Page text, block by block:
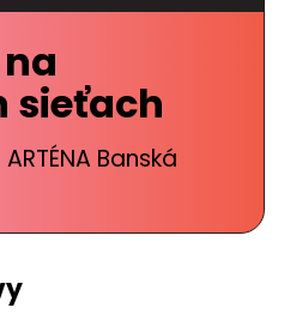
sieťach
Banská